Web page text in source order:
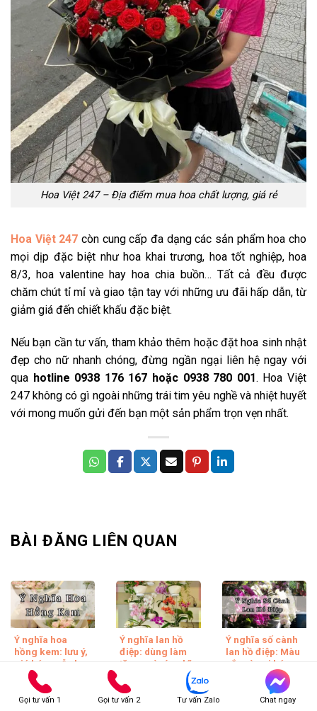
Hoa Việt 247 – Địa điểm mua hoa chất lượng, giá rẻ
Hoa Việt 247 còn cung cấp đa dạng các sản phẩm hoa cho
mọi dịp đặc biệt như hoa khai trương, hoa tốt nghiệp, hoa
8/3, hoa valentine hay hoa chia buồn… Tất cả đều được
chăm chút tỉ mỉ và giao tận tay với những ưu đãi hấp dẫn, từ
giảm giá đến chiết khấu đặc biệt.
Nếu bạn cần tư vấn, tham khảo thêm hoặc đặt hoa sinh nhật
đẹp cho nữ nhanh chóng, đừng ngần ngại liên hệ ngay với
qua hotline 0938 176 167 hoặc 0938 780 001. Hoa Việt
247 không có gì ngoài những trái tim yêu nghề và nhiệt huyết
với mong muốn gửi đến bạn một sản phẩm trọn vẹn nhất.
BÀI ĐĂNG LIÊN QUAN
Ý nghĩa hoa
hồng kem: lưu ý,
giá bán, mẫu hoa
hồng kem
Hoa hồng kem
Ý nghĩa lan hồ
điệp: dùng làm
tặng quà, ý nghĩa
chậu
Ý nghĩa số cành
lan hồ điệp: Màu
sắc và nơi bán
hoa lan uy tín
Có bao giờ bạn tự
Gọi tư vấn 1 Gọi tư vấn 2 Tư vấn Zalo Chat ngay